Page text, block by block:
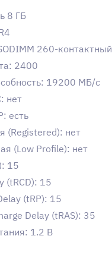
8 ГБ
260-контактный
2400
19200 МБ/с
нет
есть
(Registered): нет
(Low Profile): нет
15
(tRCD): 15
(tRP): 15
Delay (tRAS): 35
1.2 В